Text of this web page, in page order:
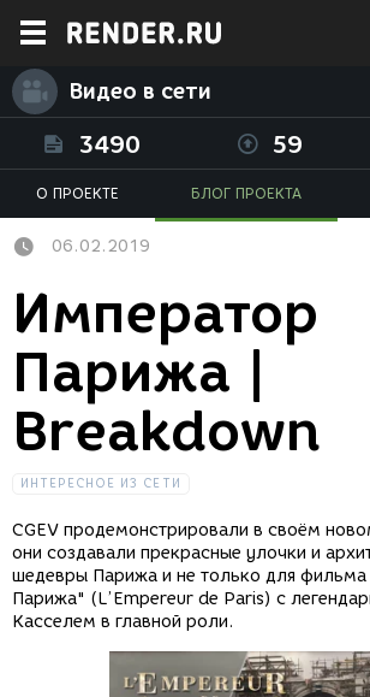
Видео в сети
3490 59
О ПРОЕКТЕ БЛОГ ПРОЕКТА
06.02.2019
Император
Парижа |
Breakdown
ИНТЕРЕСНОЕ ИЗ СЕТИ
CGEV продемонстрировали в своём
они создавали прекрасные улочки и
шедевры Парижа и не только для
Парижа" (L’Empereur de Paris) с
Касселем в главной роли.